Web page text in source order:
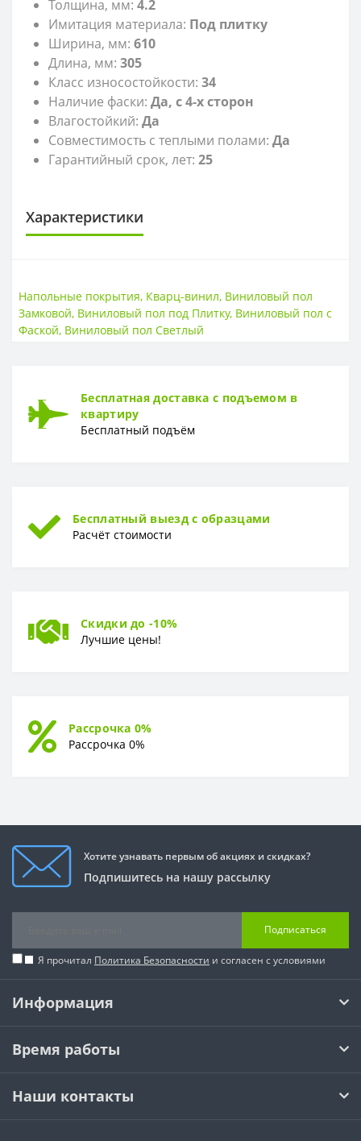
Толщина, мм: 4.2
Имитация материала: Под плитку
Ширина, мм: 610
Длина, мм: 305
Класс износостойкости: 34
Наличие фаски: Да, с 4-х сторон
Влагостойкий: Да
Совместимость с теплыми полами: Да
Гарантийный срок, лет: 25
Характеристики
LVT Замковый
КЛАСС ИЗНОСОСТОЙКОСТИ
Толщина
Напольные покрытия, Кварц-винил, Виниловый пол
Замковой, Виниловый пол под Плитку, Виниловый пол с
Фаской, Виниловый пол Светлый
Бесплатная доставка с подъемом в
квартиру
Бесплатный подъём
Бесплатный выезд с образцами
Расчёт стоимости
Скидки до -10%
Лучшие цены!
Рассрочка 0%
Рассрочка 0%
Хотите узнавать первым об акциях и скидках?
Подпишитесь на нашу рассылку
Подписаться
Я прочитал Политика Безопасности и согласен с условиями
Информация
Время работы
Наши контакты